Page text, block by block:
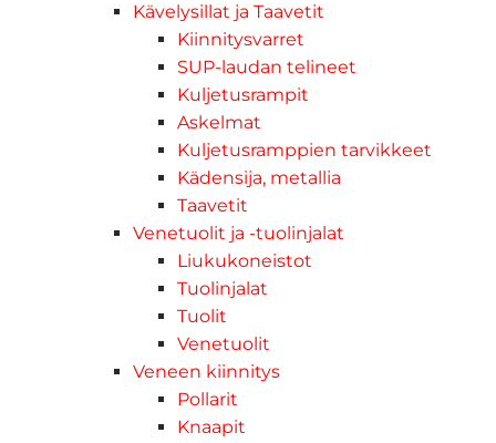
Kävelysillat ja Taavetit
Kiinnitysvarret
SUP-laudan telineet
Kuljetusrampit
Askelmat
Kuljetusramppien tarvikkeet
Kädensija, metallia
Taavetit
Venetuolit ja -tuolinjalat
Liukukoneistot
Tuolinjalat
Tuolit
Venetuolit
Veneen kiinnitys
Pollarit
Knaapit